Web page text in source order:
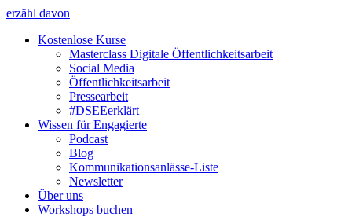
erzähl davon
Kostenlose Kurse
Masterclass Digitale Öffentlichkeitsarbeit
Social Media
Öffentlichkeitsarbeit
Pressearbeit
#DSEEerklärt
Wissen für Engagierte
Podcast
Blog
Kommunikationsanlässe-Liste
Newsletter
Über uns
Workshops buchen